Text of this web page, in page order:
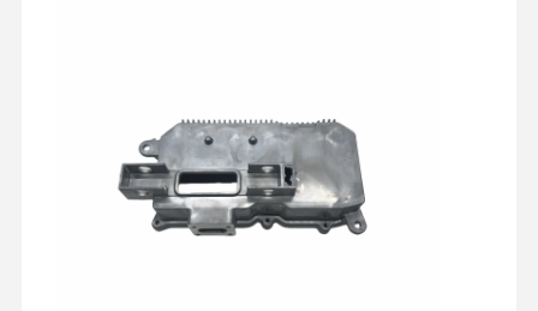
Υποθέσεις
Συνομιλία
Τώρα